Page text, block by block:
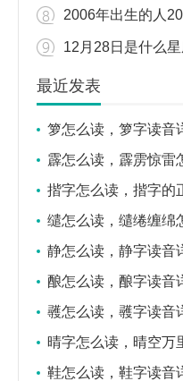
2006年出生的人
12月28日是什么星
最近发表
箩怎么读，箩字读音
霹怎么读，霹雳惊雷
揩字怎么读，揩字的
缱怎么读，缱绻缠绵
静怎么读，静字读音
酿怎么读，酿字读音
彠怎么读，彠字读音
晴字怎么读，晴空万
鞋怎么读，鞋字读音